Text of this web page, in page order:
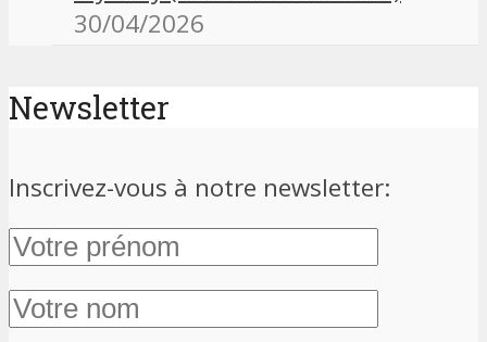
30/04/2026
Newsletter
Inscrivez-vous à notre newsletter: